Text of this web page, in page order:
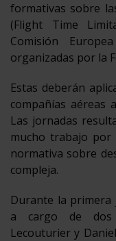
formativas sobre
(Flight Time
Comisión
organizadas por la
Estas deberán
compañías aéreas
Las jornadas
mucho trabajo por
normativa sobre
compleja.
Durante la primera
a cargo de dos
Lecouturier y